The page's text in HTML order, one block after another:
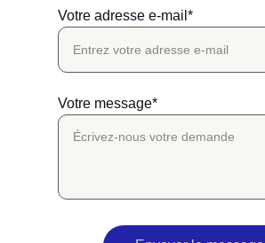
Votre adresse e-mail*
Votre message*